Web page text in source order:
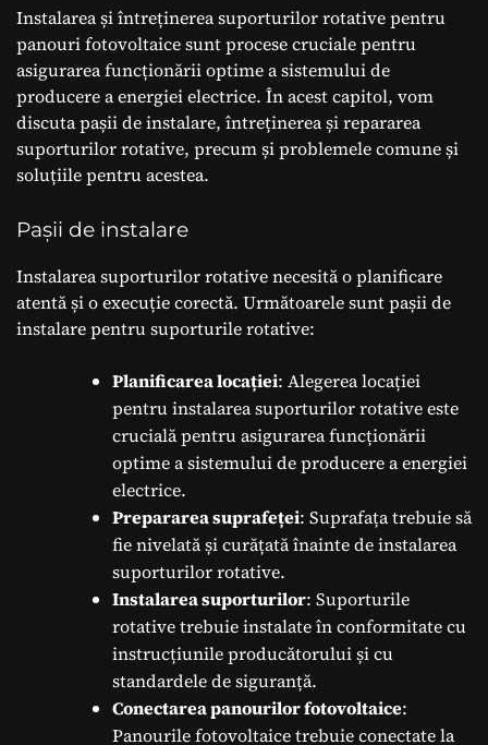
Instalarea și întreținerea suporturilor rotative pentru
panouri fotovoltaice sunt procese cruciale pentru
asigurarea funcționării optime a sistemului de
producere a energiei electrice. În acest capitol, vom
discuta pașii de instalare, întreținerea și repararea
suporturilor rotative, precum și problemele comune și
soluțiile pentru acestea.
Pașii de instalare
Instalarea suporturilor rotative necesită o planificare
atentă și o execuție corectă. Următoarele sunt pașii de
instalare pentru suporturile rotative:
Planificarea locației: Alegerea locației
pentru instalarea suporturilor rotative este
crucială pentru asigurarea funcționării
optime a sistemului de producere a energiei
electrice.
Prepararea suprafeței: Suprafața trebuie să
fie nivelată și curățată înainte de instalarea
suporturilor rotative.
Instalarea suporturilor: Suporturile
rotative trebuie instalate în conformitate cu
instrucțiunile producătorului și cu
standardele de siguranță.
Conectarea panourilor fotovoltaice:
Panourile fotovoltaice trebuie conectate la